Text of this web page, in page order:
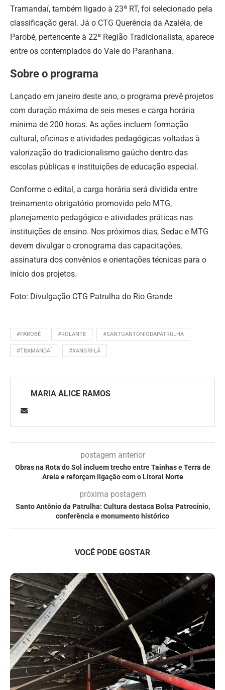
Tramandaí, também ligado à 23ª RT, foi selecionado pela
classificação geral. Já o CTG Querência da Azaléia, de
Parobé, pertencente à 22ª Região Tradicionalista, aparece
entre os contemplados do Vale do Paranhana.
Sobre o programa
Lançado em janeiro deste ano, o programa prevê projetos
com duração máxima de seis meses e carga horária
mínima de 200 horas. As ações incluem formação
cultural, oficinas e atividades pedagógicas voltadas à
valorização do tradicionalismo gaúcho dentro das
escolas públicas e instituições de educação especial.
Conforme o edital, a carga horária será dividida entre
treinamento obrigatório promovido pelo MTG,
planejamento pedagógico e atividades práticas nas
instituições de ensino. Nos próximos dias, Sedac e MTG
devem divulgar o cronograma das capacitações,
assinatura dos convênios e orientações técnicas para o
início dos projetos.
Foto: Divulgação CTG Patrulha do Rio Grande
#PAROBÉ #ROLANTE #SANTOANTONIODAPATRULHA
#TRAMANDAÍ #XANGRI-LÁ
MARIA ALICE RAMOS
postagem anterior
Obras na Rota do Sol incluem trecho entre Tainhas e Terra de
Areia e reforçam ligação com o Litoral Norte
próxima postagem
Santo Antônio da Patrulha: Cultura destaca Bolsa Patrocínio,
conferência e monumento histórico
VOCÊ PODE GOSTAR